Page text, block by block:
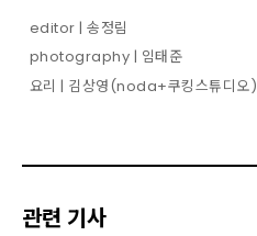
editor | 송정림
photography | 임태준
요리 | 김상영(noda+쿠킹스튜디오)
관련 기사